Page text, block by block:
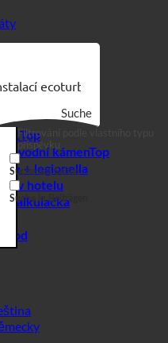
Suche
Suche auf Seiten
Suche in Beiträgen
+ vodní kámen
+ legionella
v hotelu
kalkulačka